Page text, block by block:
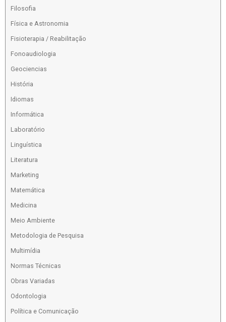
Filosofia
Física e Astronomia
Fisioterapia / Reabilitação
Fonoaudiologia
Geociencias
História
Idiomas
Informática
Laboratório
Linguística
Literatura
Marketing
Matemática
Medicina
Meio Ambiente
Metodologia de Pesquisa
Multimídia
Normas Técnicas
Obras Variadas
Odontologia
Política e Comunicação